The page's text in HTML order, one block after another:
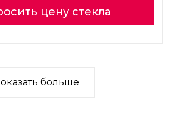
цену стекла
больше